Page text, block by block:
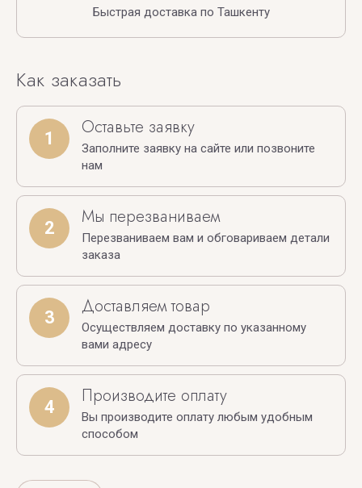
Быстрая доставка по Ташкенту
Как заказать
1 Оставьте заявку
Заполните заявку на сайте или позвоните
нам
2 Мы перезваниваем
Перезваниваем вам и обговариваем детали
заказа
3 Доставляем товар
Осуществляем доставку по указанному
вами адресу
4 Производите оплату
Вы производите оплату любым удобным
способом